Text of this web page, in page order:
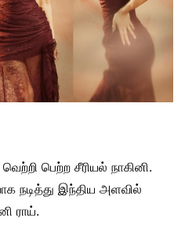
பெற்ற சீரியல் நாகினி.
நடித்து இந்திய அளவில்
ராய்.